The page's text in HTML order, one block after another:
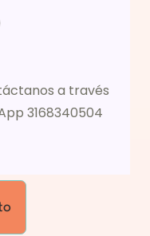
a través
3168340504